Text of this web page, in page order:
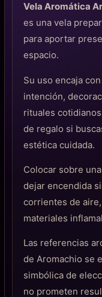
Vela Aromática
es una vela
para aportar
espacio.
Su uso encaja
intención,
rituales
de regalo si
estética cuidada.
Colocar sobre
dejar encendida
corrientes de
materiales
Las referencias
de Aromachio se
simbólica de
no prometen